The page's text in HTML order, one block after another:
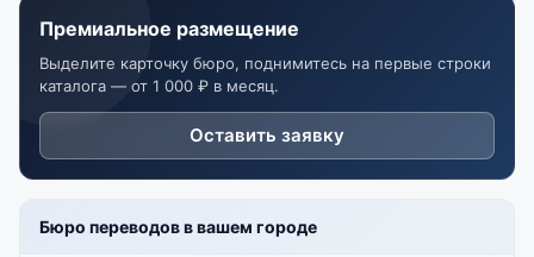
Премиальное размещение
Выделите карточку бюро, поднимитесь на первые строки
каталога — от 1 000 ₽ в месяц.
Оставить заявку
Бюро переводов в вашем городе